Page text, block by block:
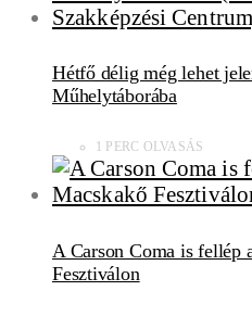
Hétfő délig még lehet
Műhelytáborába
1 PERC OLVASÁS
A Carson Coma is fellép
Fesztiválon